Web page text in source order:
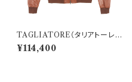
TAGLIATORE（タリアトーレ）
ブルゾン COLBY 24966
¥114,400